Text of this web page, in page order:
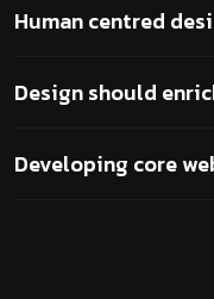
Human centred
Design should
Developing core